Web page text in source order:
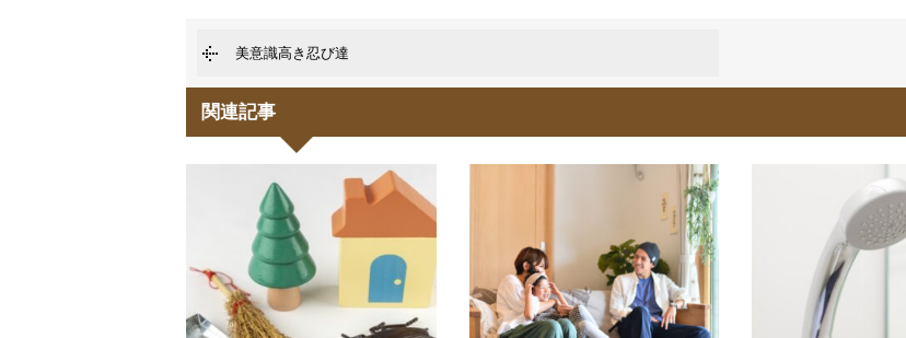
美意識高き忍び達
関連記事